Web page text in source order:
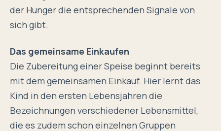
der Hunger die entsprechenden Signale von
sich gibt.
Das gemeinsame Einkaufen
Die Zubereitung einer Speise beginnt bereits
mit dem gemeinsamen Einkauf. Hier lernt das
Kind in den ersten Lebensjahren die
Bezeichnungen verschiedener Lebensmittel,
die es zudem schon einzelnen Gruppen